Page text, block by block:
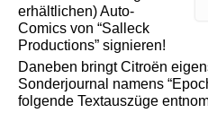
erhältlichen) Auto-
Comics von “Salleck
Productions” signieren!
Daneben bringt Citroën
Sonderjournal namens
folgende Textauszüge